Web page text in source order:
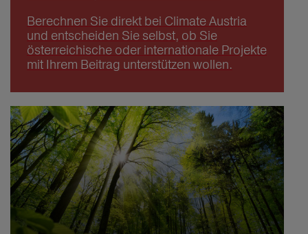
Berechnen Sie direkt bei Climate Austria
und entscheiden Sie selbst, ob Sie
österreichische oder internationale Projekte
mit Ihrem Beitrag unterstützen wollen.